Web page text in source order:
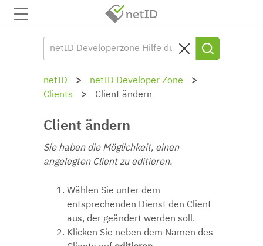
netID
netID Developer Zone
Clients
Client ändern
Client ändern
Sie haben die Möglichkeit, einen
angelegten Client zu editieren.
Wählen Sie unter dem
entsprechenden Dienst den Client
aus, der geändert werden soll.
Klicken Sie neben dem Namen des